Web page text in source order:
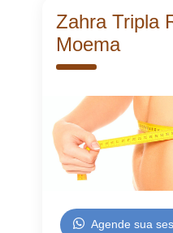
Zahra Tripla
Moema
Agende sua